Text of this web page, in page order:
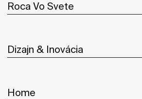
Roca Vo Svete
Dizajn & Inovácia
Home